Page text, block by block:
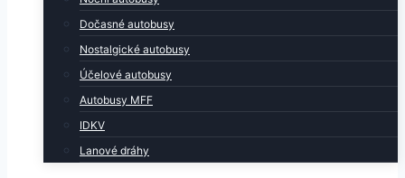
Dočasné autobusy
Nostalgické autobusy
Účelové autobusy
Autobusy MFF
IDKV
Lanové dráhy